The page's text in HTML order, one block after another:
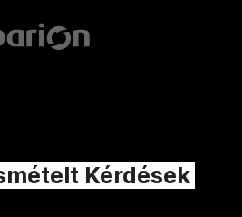
Kérdések